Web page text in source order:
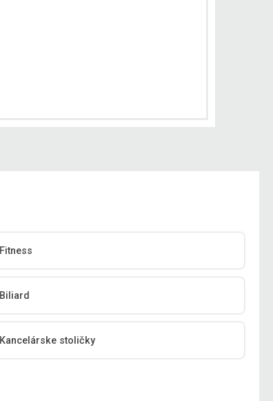
Fitness
Biliard
Kancelárske stoličky